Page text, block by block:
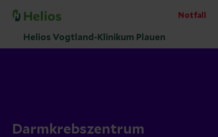
Notfall
Helios Vogtland-Klinikum Plauen
Darmkrebszentrum